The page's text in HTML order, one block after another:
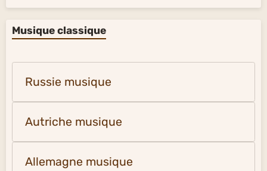
Musique classique
Russie musique
Autriche musique
Allemagne musique